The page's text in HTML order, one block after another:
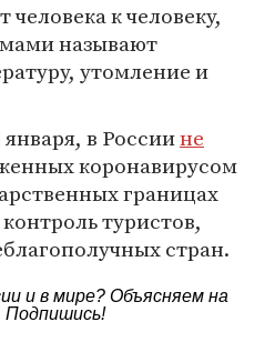
человека к человеку,
называют
утомление и
в Россиине
коронавирусом
границах
туристов,
стран.
и в мире? Объясняем на
Подпишись!